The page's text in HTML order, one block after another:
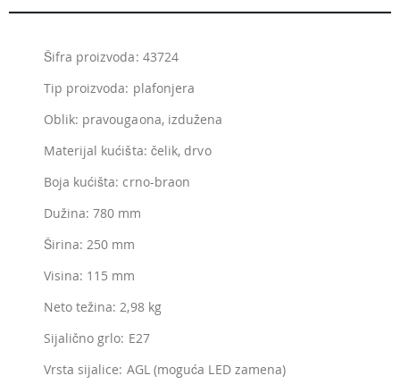
Šifra proizvoda: 43724
Tip proizvoda: plafonjera
Oblik: pravougaona, izdužena
Materijal kućišta: čelik, drvo
Boja kućišta: crno-braon
Dužina: 780 mm
Širina: 250 mm
Visina: 115 mm
Neto težina: 2,98 kg
Sijalično grlo: E27
Vrsta sijalice: AGL (moguća LED zamena)